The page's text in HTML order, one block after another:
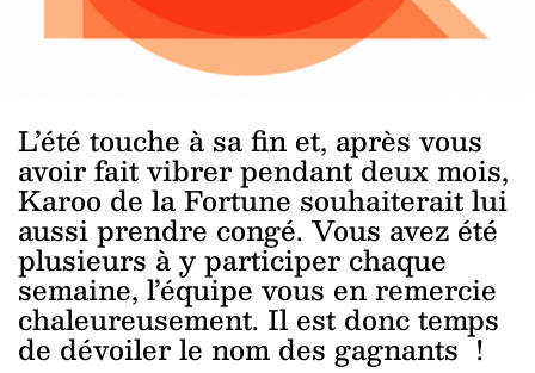
L’été touche à sa fin et, après vous
avoir fait vibrer pendant deux mois,
Karoo de la Fortune souhaiterait lui
aussi prendre congé. Vous avez été
plusieurs à y participer chaque
semaine, l’équipe vous en remercie
chaleureusement. Il est donc temps
de dévoiler le nom des gagnants !